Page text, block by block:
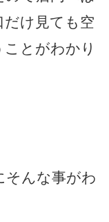
け見ても空
とがわかり
そんな事がわ